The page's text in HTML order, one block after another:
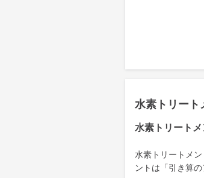
水素トリート
水素トリート
水素トリートメ
ントは「引き算の